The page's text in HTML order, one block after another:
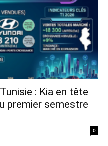
: Kia en tête
premier semestre
0